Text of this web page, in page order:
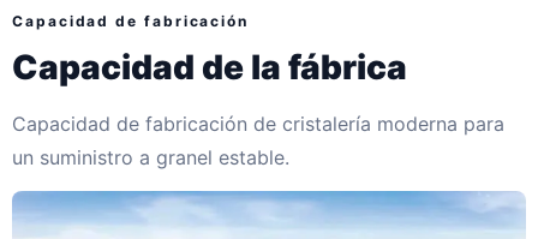
Capacidad de fabricación
Capacidad de la fábrica
Capacidad de fabricación de cristalería moderna para
un suministro a granel estable.